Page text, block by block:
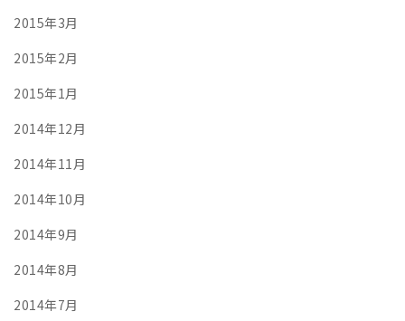
2015年3月
2015年2月
2015年1月
2014年12月
2014年11月
2014年10月
2014年9月
2014年8月
2014年7月